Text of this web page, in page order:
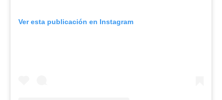
Ver esta publicación en Instagram